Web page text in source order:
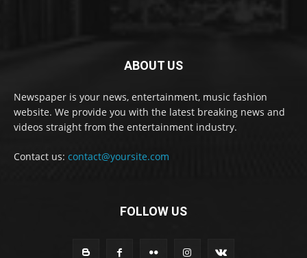
ABOUT US
Newspaper is your news, entertainment, music fashion
website. We provide you with the latest breaking news and
videos straight from the entertainment industry.
Contact us: contact@yoursite.com
FOLLOW US